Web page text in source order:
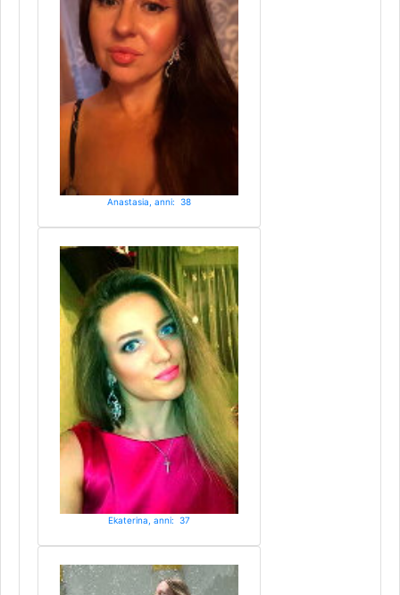
Anastasia, anni: 38
Ekaterina, anni: 37